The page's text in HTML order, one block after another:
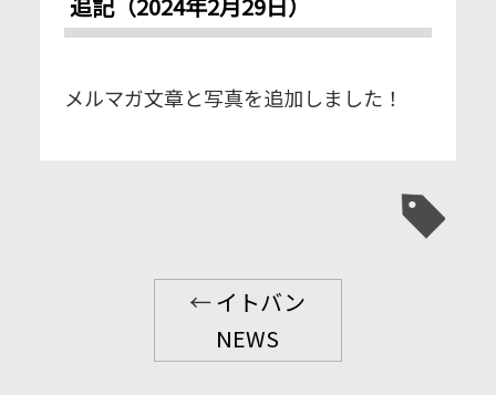
メルマガ文章と写真を追加しました！
←イトバン
NEWS